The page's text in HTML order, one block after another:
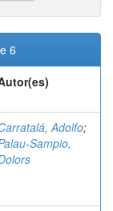
6
Adolfo;
Sampio,